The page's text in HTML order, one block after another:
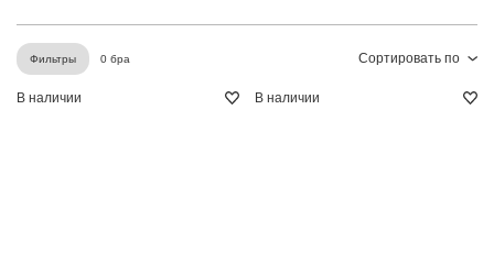
Сортировать по
Фильтры 0 бра
В наличии В наличии